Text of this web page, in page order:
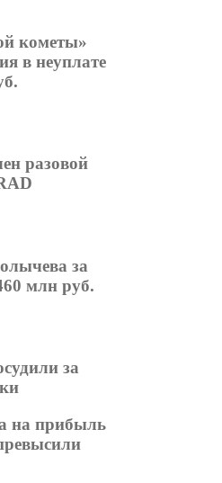
кометы»
в неуплате
разовой
за
млн руб.
за
на прибыль